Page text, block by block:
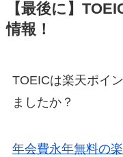
【最後に】
情報！
TOEICは楽天ポイ
ましたか？
年会費永年無料の